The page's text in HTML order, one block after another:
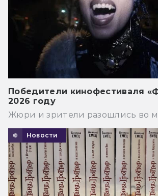
Победители кинофестиваля
2026 году
Жюри и зрители разошлись во
Новости